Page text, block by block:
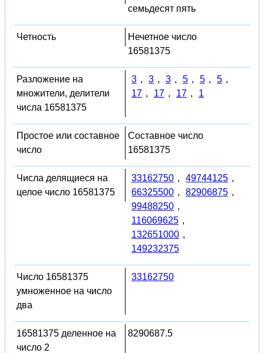
семьдесят пять
Четность
Нечетное число
16581375
Разложение на
множители, делители
числа 16581375
3 , 3 , 3 , 5 , 5 , 5 ,
17 , 17 , 17 , 1
Простое или составное
число
Составное число
16581375
Числа делящиеся на
целое число 16581375
33162750 , 49744125 ,
66325500 , 82906875 ,
99488250 ,
116069625 ,
132651000 ,
149232375
Число 16581375
умноженное на число
два
33162750
16581375 деленное на
число 2
8290687.5